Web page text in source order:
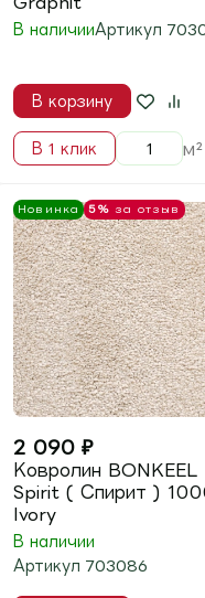
Ковролин BONKEEL
Split ( Сплит )
Sapphire
В наличии
В корзину
В 1 клик м²
Новинка 5%за отзыв
1 800